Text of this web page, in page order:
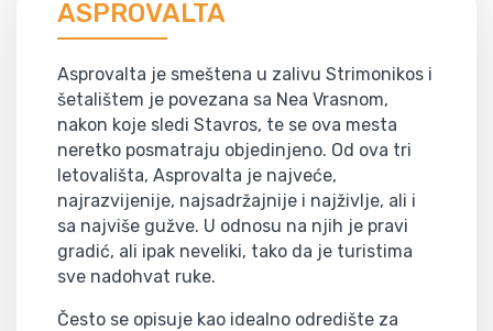
ASPROVALTA
Asprovalta je smeštena u zalivu Strimonikos i
šetalištem je povezana sa Nea Vrasnom,
nakon koje sledi Stavros, te se ova mesta
neretko posmatraju objedinjeno. Od ova tri
letovališta, Asprovalta je najveće,
najrazvijenije, najsadržajnije i najživlje, ali i
sa najviše gužve. U odnosu na njih je pravi
gradić, ali ipak neveliki, tako da je turistima
sve nadohvat ruke.
Često se opisuje kao idealno odredište za